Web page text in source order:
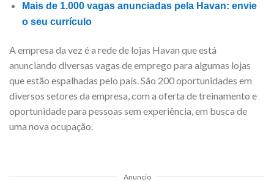
Mais de 1.000 vagas anunciadas pela Havan: envie
o seu currículo
A empresa da vez é a rede de lojas Havan que está
anunciando diversas vagas de emprego para algumas lojas
que estão espalhadas pelo país. São 200 oportunidades em
diversos setores da empresa, com a oferta de treinamento e
oportunidade para pessoas sem experiência, em busca de
uma nova ocupação.
Anuncio